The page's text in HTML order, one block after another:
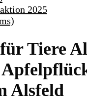
2025
Tiere
Alsfeld